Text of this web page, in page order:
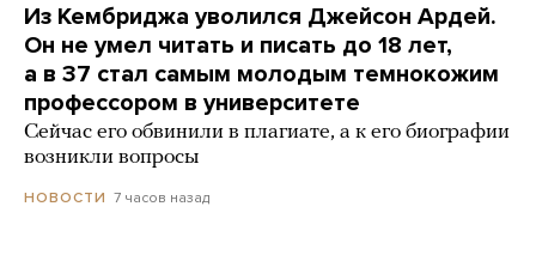
Из Кембриджа уволился Джейсон Ардей.
Он не умел читать и писать до 18 лет,
а в 37 стал самым молодым темнокожим
профессором в университете
Сейчас его обвинили в плагиате, а к его биографии
возникли вопросы
НОВОСТИ 7 часов назад